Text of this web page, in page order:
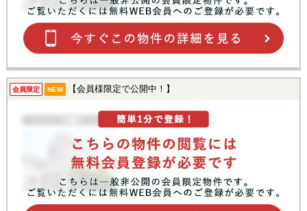
会員限定 NEW 【会員様限定で公開中！】